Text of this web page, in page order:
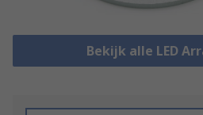
Bekijk alle LED